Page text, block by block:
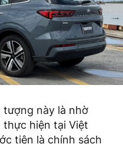
này là nhờ
thực hiện tại Việt
tiên là chính sách